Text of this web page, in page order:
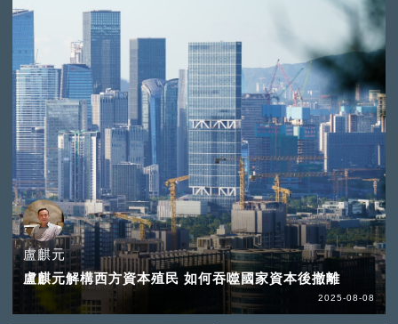
盧麒元
盧麒元解構西方資本殖民 如何吞噬國家資本後撤離
2025-08-08